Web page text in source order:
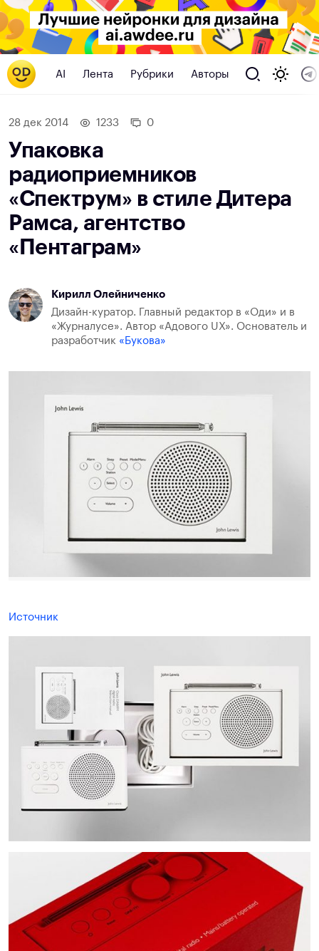
AI Лента Рубрики Авторы
28 дек 2014 1233 0
Упаковка
радиоприемников
«Спектрум» в стиле Дитера
Рамса, агентство
«Пентаграм»
Кирилл Олейниченко
Дизайн-куратор. Главный редактор в «Оди» и в
«Журналусе». Автор «Адового UX». Основатель и
разработчик «Букова»
Источник